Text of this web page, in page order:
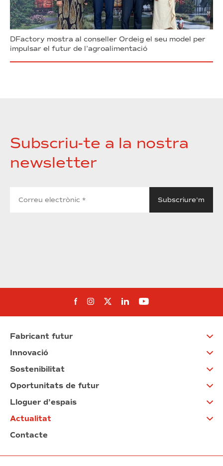
DFactory mostra al conseller Ordeig el seu model per
impulsar el futur de l’agroalimentació
Subscriu-te a la nostra
newsletter
Segueix-nos al Facebook
Segueix-nos a Instagram
Segueix-nos a Twitter
Segueix-nos a
Segueix-nos a
Fabricant futur
Innovació
Sostenibilitat
Oportunitats de futur
Lloguer d’espais
Actualitat
Contacte